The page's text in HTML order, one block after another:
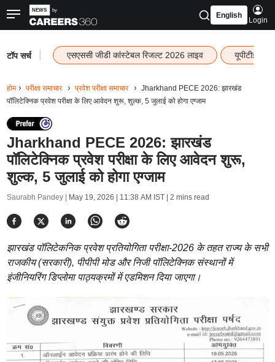
English
Login
टॉप सर्च एसएससी जीडी कांस्टेबल रिजल्ट 2026 लाइव यूपीटीईटी
होम परीक्षा समाचार प्रवेश परीक्षा समाचार
Jharkhand PECE 2026: झारखंड
पॉलिटेक्निक प्रवेश परीक्षा के लिए आवेदन शुरू, शुल्क, 5 जुलाई को होगा एग्जाम
Jharkhand PECE 2026: झारखंड
पॉलिटेक्निक प्रवेश परीक्षा के लिए आवेदन शुरू,
शुल्क, 5 जुलाई को होगा एग्जाम
Saurabh Pandey | May 19, 2026 | 11:38 AM IST| 2 mins read
झारखंड पॉलिटेकनिक प्रवेश प्रतियोगिता परीक्षा-2026 के तहत राज्य के सभी
राजकीय (सरकारी), पीपीपी मोड और निजी पॉलिटेक्निक संस्थानों में
इंजीनियरिंग डिप्लोमा पाठ्यक्रमों में एडमिशन दिया जाएगा।